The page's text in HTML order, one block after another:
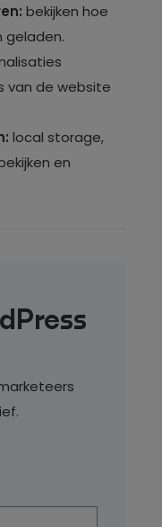
bekijken hoe
geladen.
van de website
local storage,
en